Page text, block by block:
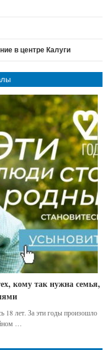
в центре Калуги
кому так нужна семья,
18 лет. За эти годы произошло
…